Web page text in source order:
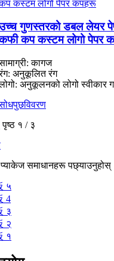
गुणस्तरको डबल लेयर
कप कस्टम लोगो पेपर
कागज
अनुकूलित रंग
अनुकूलनको लोगो स्वीकार
विवरण
पृष्ठ १ / ३
प्याकेज समाधानहरू